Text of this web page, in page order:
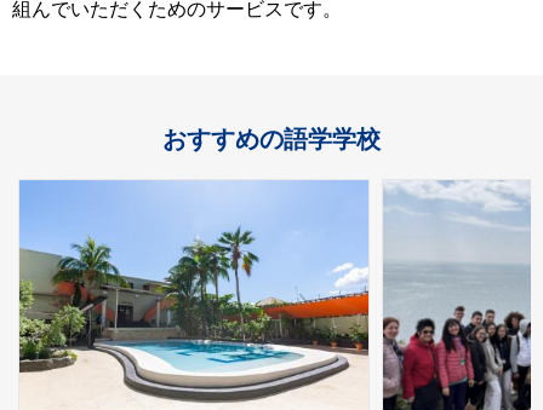
組んでいただくためのサービスです。
おすすめの語学学校